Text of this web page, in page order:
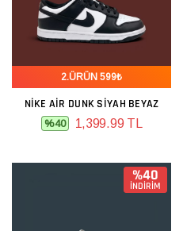
2.ÜRÜN 599₺
NIKE AIR DUNK SIYAH BEYAZ
%40 1,399.99 TL
%40
İNDİRİM